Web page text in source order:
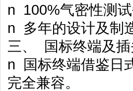
n 100%气密性测
n 多年的设计及制
三、 国标终端及插
n 国标终端借鉴日
完全兼容。